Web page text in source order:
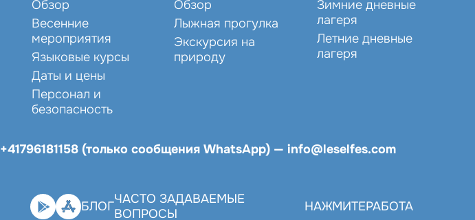
Обзор
Весенние
мероприятия
Языковые курсы
Даты и цены
Персонал и
безопасность
Обзор
Лыжная прогулка
Экскурсия на
природу
Зимние дневные
лагеря
Летние дневные
лагеря
+41796181158 (только сообщения WhatsApp)— info@leselfes.com
БЛОГЧАСТО ЗАДАВАЕМЫЕ
ВОПРОСЫ
НАЖМИТЕРАБОТА